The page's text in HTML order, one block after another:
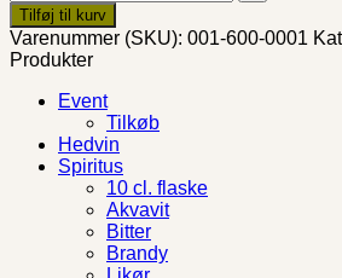
Tilføj til kurv
Varenummer (SKU): 001-600-0001
Produkter
Event
Tilkøb
Hedvin
Spiritus
10 cl. flaske
Akvavit
Bitter
Brandy